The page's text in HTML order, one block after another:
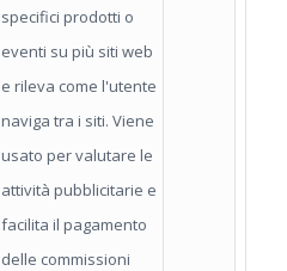
specifici prodotti o
eventi su più siti web
e rileva come l'utente
naviga tra i siti. Viene
usato per valutare le
attività pubblicitarie e
facilita il pagamento
delle commissioni